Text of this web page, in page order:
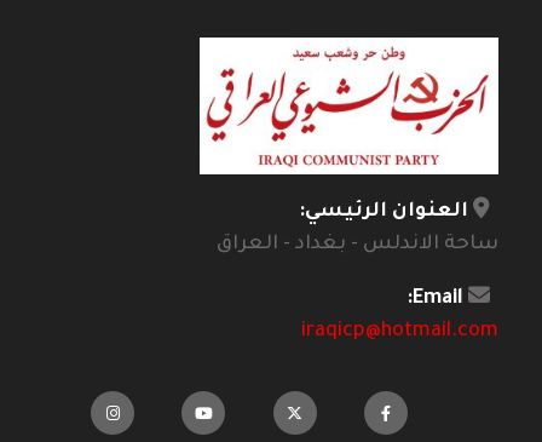
العنوان الرئيسي:
ساحة الاندلس - بغداد - العراق
Email:
iraqicp@hotmail.com